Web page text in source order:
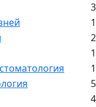
3
2
1
1
5